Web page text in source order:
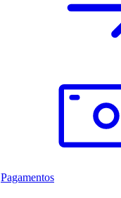
Pagamentos